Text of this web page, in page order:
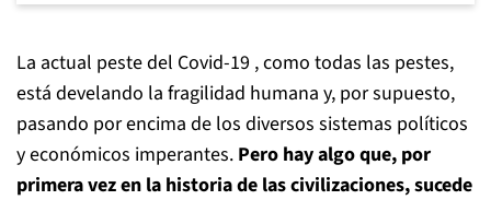
La actual peste del Covid-19 , como todas las pestes,
está develando la fragilidad humana y, por supuesto,
pasando por encima de los diversos sistemas políticos
y económicos imperantes. Pero hay algo que, por
primera vez en la historia de las civilizaciones, sucede